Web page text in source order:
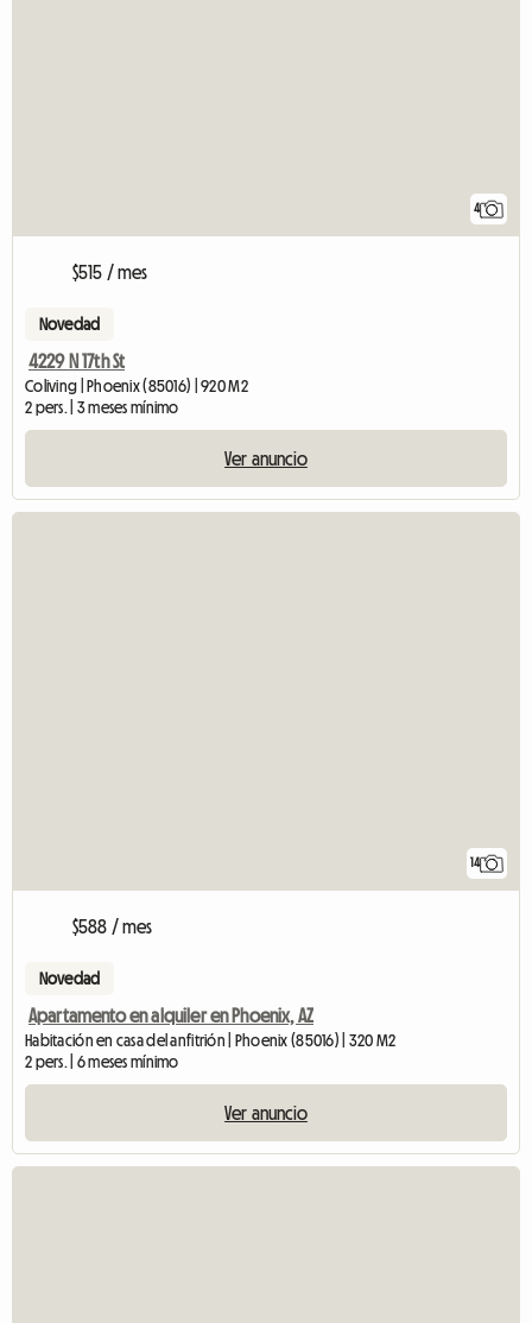
4
$515 / mes
Novedad
4229 N 17th St
Coliving | Phoenix (85016) | 920 M2
2 pers. | 3 meses mínimo
Ver anuncio
14
$588 / mes
Novedad
Apartamento en alquiler en Phoenix, AZ
Habitación en casa del anfitrión | Phoenix (85016) | 320 M2
2 pers. | 6 meses mínimo
Ver anuncio